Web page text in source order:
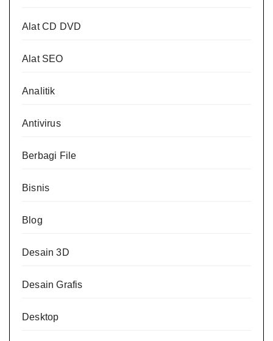
Alat CD DVD
Alat SEO
Analitik
Antivirus
Berbagi File
Bisnis
Blog
Desain 3D
Desain Grafis
Desktop